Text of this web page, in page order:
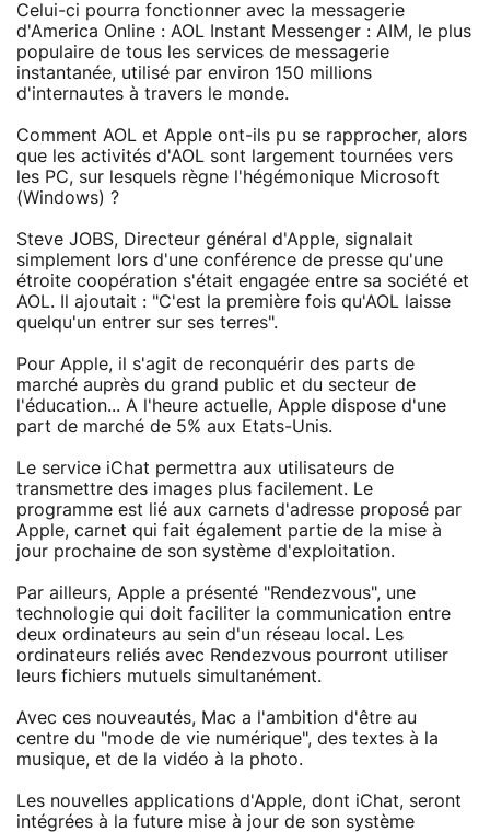
Celui-ci pourra fonctionner avec la messagerie
d'America Online : AOL Instant Messenger : AIM, le plus
populaire de tous les services de messagerie
instantanée, utilisé par environ 150 millions
d'internautes à travers le monde.
Comment AOL et Apple ont-ils pu se rapprocher, alors
que les activités d'AOL sont largement tournées vers
les PC, sur lesquels règne l'hégémonique Microsoft
(Windows) ?
Steve JOBS, Directeur général d'Apple, signalait
simplement lors d'une conférence de presse qu'une
étroite coopération s'était engagée entre sa société et
AOL. Il ajoutait : "C'est la première fois qu'AOL laisse
quelqu'un entrer sur ses terres".
Pour Apple, il s'agit de reconquérir des parts de
marché auprès du grand public et du secteur de
l'éducation... A l'heure actuelle, Apple dispose d'une
part de marché de 5% aux Etats-Unis.
Le service iChat permettra aux utilisateurs de
transmettre des images plus facilement. Le
programme est lié aux carnets d'adresse proposé par
Apple, carnet qui fait également partie de la mise à
jour prochaine de son système d'exploitation.
Par ailleurs, Apple a présenté "Rendezvous", une
technologie qui doit faciliter la communication entre
deux ordinateurs au sein d'un réseau local. Les
ordinateurs reliés avec Rendezvous pourront utiliser
leurs fichiers mutuels simultanément.
Avec ces nouveautés, Mac a l'ambition d'être au
centre du "mode de vie numérique", des textes à la
musique, et de la vidéo à la photo.
Les nouvelles applications d'Apple, dont iChat, seront
intégrées à la future mise à jour de son système